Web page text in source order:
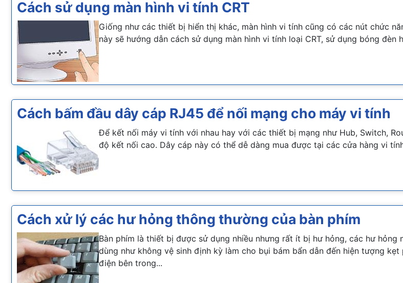
Cách sử dụng màn hình vi tính CRT
Giống như các thiết bị hiển thị khác, màn hình vi tính cũng có các nút chức
này sẽ hướng dẫn cách sử dụng màn hình vi tính loại CRT, sử dụng bóng đèn
Cách bấm đầu dây cáp RJ45 để nối mạng cho máy vi tính
Để kết nối máy vi tính với nhau hay với các thiết bị mạng như Hub, Switch,
độ kết nối cao. Dây cáp này có thể dễ dàng mua được tại các cửa hàng vi
Cách xử lý các hư hỏng thông thường của bàn phím
Bàn phím là thiết bị được sử dụng nhiều nhưng rất ít bị hư hỏng, các hư
dùng như không vệ sinh định kỳ làm cho bụi bám bẩn dẫn đến hiện tượng
điện bên trong...